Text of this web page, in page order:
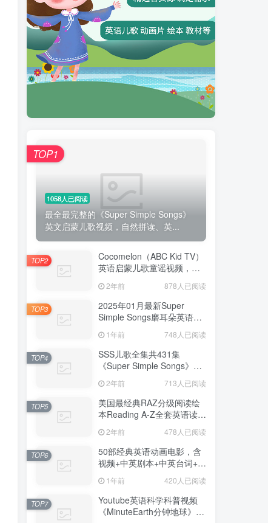
1058人已阅读
最全最完整的《Super Simple Songs》
英文启蒙儿歌视频，自然拼读、英...
TOP1
Cocomelon（ABC Kid TV）
英语启蒙儿歌童谣视频，全
文字幕，带音频MP3，百度
网盘下载！
2年前 878人已阅读
TOP2
2025年01月最新Super
Simple Songs磨耳朵英语入
1954集，1080P高清视频带
英文字幕，百度网盘下载！
1年前 748人已阅读
TOP3
SSS儿歌全集共431集
《Super Simple Songs》
+中英文字幕+配套音频
MP3，百度网盘下载！
2年前 713人已阅读
TOP4
美国最经典RAZ分级阅读绘
本Reading A-Z全套英语读物
+教案+老师中文RAZ课程全
套共119GB，百度网盘下
载！
2年前 478人已阅读
TOP5
50部经典英语动画电影，含
视频+中英剧本+中英台词+音
1年前 420人已阅读
TOP6
Youtube英语科学科普视频
《MinuteEarth分钟地球》每
TOP7